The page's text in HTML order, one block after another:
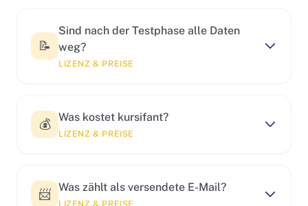
📝
Sind nach der Testphase alle Daten
weg?
LIZENZ & PREISE
💰 Was kostet kursifant?
LIZENZ & PREISE
📨 Was zählt als versendete E-Mail?
LIZENZ & PREISE